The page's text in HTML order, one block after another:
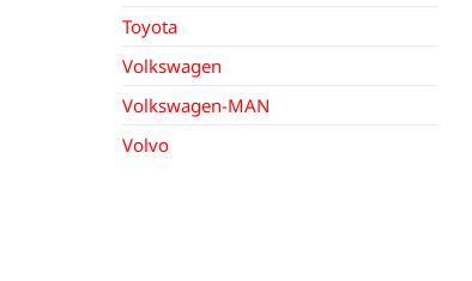
Toyota
Volkswagen
Volkswagen-MAN
Volvo